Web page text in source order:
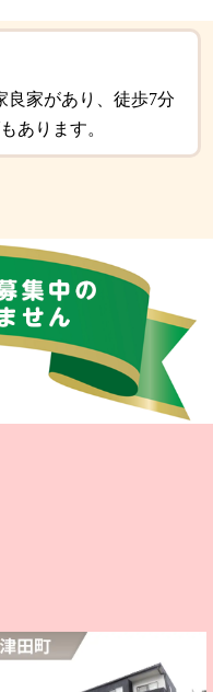
良家があり、徒歩7分
あります。